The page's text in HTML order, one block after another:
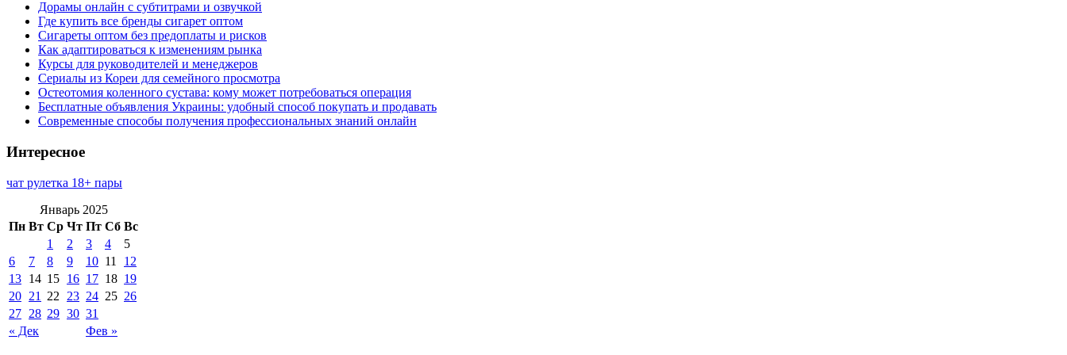
Дорамы онлайн с субтитрами и озвучкой
Где купить все бренды сигарет оптом
Сигареты оптом без предоплаты и рисков
Как адаптироваться к изменениям рынка
Курсы для руководителей и менеджеров
Сериалы из Кореи для семейного просмотра
Остеотомия коленного сустава: кому может потребоваться операция
Бесплатные объявления Украины: удобный способ покупать и продавать
Современные способы получения профессиональных знаний онлайн
Интересное
чат рулетка 18+ пары
Январь 2025
Пн Вт Ср Чт Пт Сб Вс
« Дек Фев »
1 2 3 4
5
6
7 8 9 10 11
12
13 14 15 16 17 18 19
20 21 22 23 24 25 26
27 28 29 30 31